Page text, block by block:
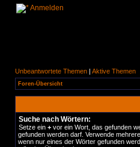
Anmelden
Unbeantwortete Themen | Aktive Themen
Foren-Übersicht
Suche nach Wörtern:
Setze ein + vor ein Wort, das gefunden
gefunden werden darf. Verwende
wenn nur eines der Wörter gefunden